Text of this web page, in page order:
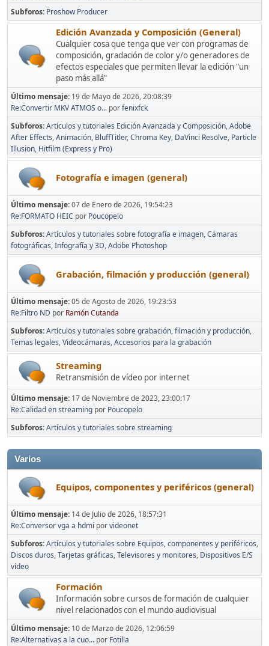
Subforos Proshow Producer
Edición Avanzada y Composición (General)
Cualquier cosa que tenga que ver con programas de
composición, gradación de color y/o generadores de
efectos especiales que permiten llevar la edición "un
paso más allá"
Último mensaje: 19 de Mayo de 2026, 20:08:39
Re:Convertir MKV ATMOS o... porfenixfck
Subforos Artículos y tutoriales Edición Avanzada y Composición Adobe
After Effects Animación BluffTitler Chroma Key DaVinci Resolve Particle
Illusion Hitfilm (Express y Pro)
Fotografía e imagen (general)
Último mensaje:07 de Enero de 2026, 19:54:23
Re:FORMATO HEIC por Poucopelo
Subforos Artículos y tutoriales sobre fotografía e imagen Cámaras
fotográficas Infografía y 3D Adobe Photoshop
Grabación, filmación y producción (general)
Último mensaje:05 de Agosto de 2026, 19:23:53
Re:Filtro ND por Ramón Cutanda
Subforos Artículos y tutoriales sobre grabación, filmación y producción
Temas legales Videocámaras Accesorios para la grabación
Streaming
Retransmisión de vídeo por internet
Último mensaje: 17 de Noviembre de 2023, 23:00:17
Re:Calidad en streaming por Poucopelo
Subforos Artículos y tutoriales sobre streaming
Varios
Equipos, componentes y periféricos (general)
Último mensaje: 14 de Julio de 2026, 18:57:31
Re:Conversor vga a hdmi porvideonet
Subforos Artículos y tutoriales sobre Equipos, componentes y periféricos
Discos duros Tarjetas gráficas Televisores y monitores Dispositivos E/S
vídeo
Formación
Información sobre cursos de formación de cualquier
nivel relacionados con el mundo audiovisual
Último mensaje: 10 de Marzo de 2026, 12:06:59
Re:Alternativas a la cuo... por Fotilla